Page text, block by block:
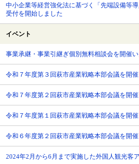
中小企業等経営強化法に基づく「先端設備等
受付を開始しました
イベント
事業承継・事業引継ぎ個別無料相談会を開催い
令和７年度第３回萩市産業戦略本部会議を開
令和７年度第２回萩市産業戦略本部会議を開
令和７年度第１回萩市産業戦略本部会議を開
令和６年度第２回萩市産業戦略本部会議を開
2024年2月から6月まで実施した外国人観光客